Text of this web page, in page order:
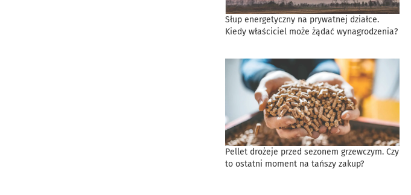
Słup energetyczny na prywatnej działce.
Kiedy właściciel może żądać wynagrodzenia?
Pellet drożeje przed sezonem grzewczym. Czy
to ostatni moment na tańszy zakup?